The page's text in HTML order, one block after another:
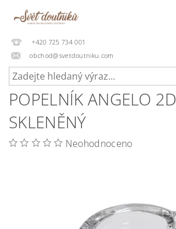
+420 725 734 001
obchod@svetdoutniku.com
POPELNÍK ANGELO 2D
SKLENĚNÝ
Neohodnoceno